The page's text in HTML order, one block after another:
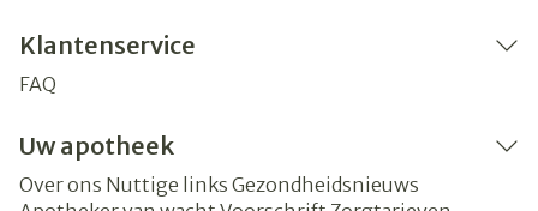
Klantenservice
FAQ
Uw apotheek
Over ons Nuttige links Gezondheidsnieuws